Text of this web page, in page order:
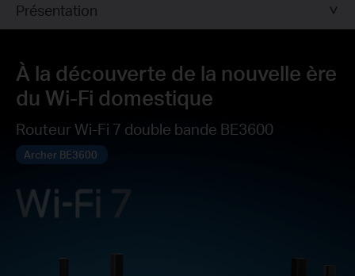
Présentation
À la découverte de la nouvelle ère
du Wi-Fi domestique
Routeur Wi-Fi 7 double bande BE3600
Archer BE3600